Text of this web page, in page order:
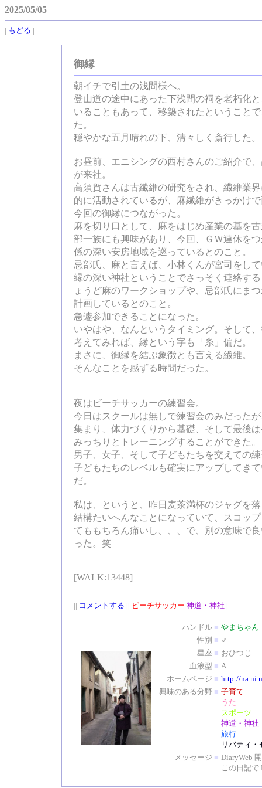
2025/05/05
| もどる |
御縁
朝イチで引土の浅間様へ。
登山道の途中にあった下浅間の祠を老朽化
いることもあって、移築されたということ
た。
穏やかな五月晴れの下、清々しく斎行した。
お昼前、エニシングの西村さんのご紹介で
が来社。
高須賀さんは古繊維の研究をされ、繊維業
的に活動されているが、麻繊維がきっかけ
今回の御縁につながった。
麻を切り口として、麻をはじめ産業の基を
部一族にも興味があり、今回、ＧＷ連休を
係の深い安房地域を巡っているとのこと。
忌部氏、麻と言えば、小林くんが宮司をし
縁の深い神社ということでさっそく連絡す
ょうど麻のワークショップや、忌部氏にま
計画しているとのこと。
急遽参加できることになった。
いやはや、なんというタイミング。そして
考えてみれば、縁という字も「糸」偏だ。
まさに、御縁を結ぶ象徴とも言える繊維。
そんなことを感ずる時間だった。
夜はビーチサッカーの練習会。
今日はスクールは無しで練習会のみだった
集まり、体力づくりから基礎、そして最後
みっちりとトレーニングすることができた。
男子、女子、そして子どもたちを交えての
子どもたちのレベルも確実にアップしてき
だ。
私は、というと、昨日麦茶満杯のジャグを
結構たいへんなことになっていて、スコッ
てももちろん痛いし、、、で、別の意味で
った。笑
[WALK:13448]
|| コメントする || ビーチサッカー 神道・神社 |
ハンドル ■ やまちゃん
性別 ■ ♂
星座 ■ おひつじ
血液型 ■ A
ホームページ ■ http://
興味のある分野 ■ 子育て
うた
スポーツ
神道・神社
旅行
リバティ
メッセージ ■ DiaryWeb
この日記